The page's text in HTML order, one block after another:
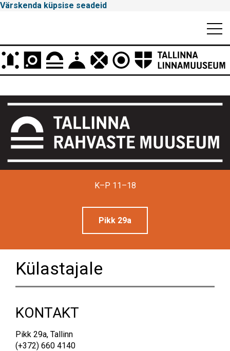
Värskenda küpsise seadeid
Peamenüü
K–P 11–18
Pikk 29a
Külastajale
KONTAKT
Pikk 29a, Tallinn
(+372) 660 4140